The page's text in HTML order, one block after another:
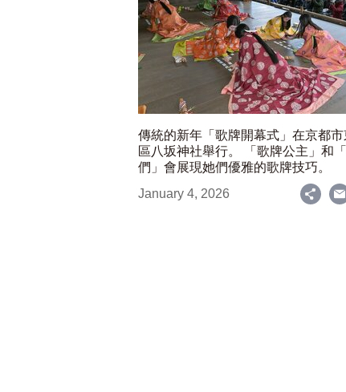
傳統的新年「歌牌開幕式」在京都市
區八坂神社舉行。 「歌牌公主」和
們」會展現她們優雅的歌牌技巧。
January 4, 2026